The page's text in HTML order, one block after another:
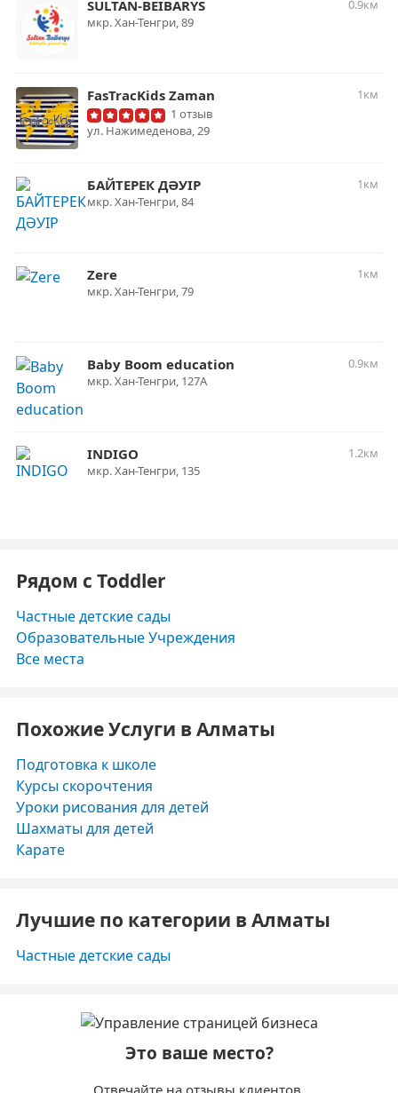
SULTAN-BEIBARYS
0.9км
мкр. Хан-Тенгри, 89
FasTracKids Zaman
1км
1 отзыв
ул. ​Нажимеденова, 29
БАЙТЕРЕК ДӘУIР
1км
​мкр. Хан-Тенгри, 84
Zere
1км
​мкр. Хан-Тенгри, 79
Baby Boom education
0.9км
​мкр. Хан-Тенгри, 127А
INDIGO
1.2км
мкр. Хан-Тенгри, 135
Рядом с Toddler
Частные детские сады
Образовательные Учреждения
Все места
Похожие Услуги в Алматы
Подготовка к школе
Курсы скорочтения
Уроки рисования для детей
Шахматы для детей
Карате
Лучшие по категории в Алматы
Частные детские сады
Это ваше место?
Отвечайте на отзывы клиентов.